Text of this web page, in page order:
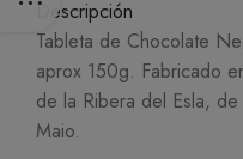
Descripción
Tableta de Chocolate
aprox 150g. Fabricado
de la Ribera del Esla,
Maio.